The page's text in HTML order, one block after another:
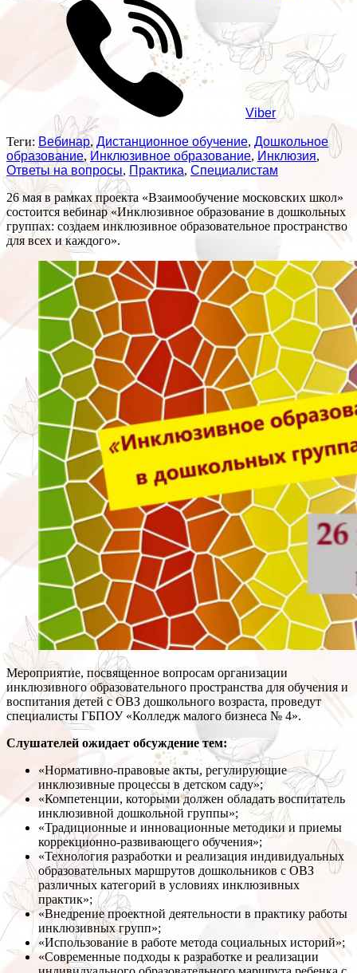
Viber
Теги: Вебинар, Дистанционное обучение, Дошкольное
образование,Инклюзивное образование, Инклюзия,
Ответы на вопросы, Практика, Специалистам
26 мая в рамках проекта «Взаимообучение московских школ»
состоится вебинар «Инклюзивное образование в дошкольных
группах: создаем инклюзивное образовательное пространство
для всех и каждого».
Мероприятие, посвященное вопросам организации
инклюзивного образовательного пространства для обучения и
воспитания детей с ОВЗ дошкольного возраста, проведут
специалисты ГБПОУ «Колледж малого бизнеса № 4».
Слушателей ожидает обсуждение тем:
«Нормативно-правовые акты, регулирующие
инклюзивные процессы в детском саду»;
«Компетенции, которыми должен обладать воспитатель
инклюзивной дошкольной группы»;
«Традиционные и инновационные методики и приемы
коррекционно-развивающего обучения»;
«Технология разработки и реализация индивидуальных
образовательных маршрутов дошкольников с ОВЗ
различных категорий в условиях инклюзивных
практик»;
«Внедрение проектной деятельности в практику работы
инклюзивных групп»;
«Использование в работе метода социальных историй»;
«Современные подходы к разработке и реализации